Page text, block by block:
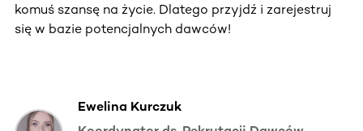
komuś szansę na życie. Dlatego przyjdź i zarejestruj
się w bazie potencjalnych dawców!
Ewelina Kurczuk